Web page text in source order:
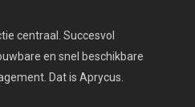
centraal. Succesvol
en snel beschikbare
Dat is Aprycus.